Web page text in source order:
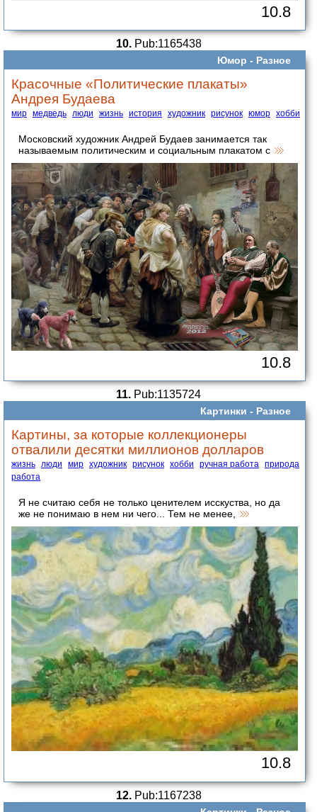
10.8
10.Pub:1165438
Юмор - Разное
Красочные «Политические плакаты»
Андрея Будаева
мир медведь люди жизнь история художник рисунок юмор хобби
Московский художник Андрей Будаев занимается так
называемым политическим и социальным плакатом с
10.8
11. Pub:1135724
Картинки - Разное
Картины, за которые коллекционеры
отвалили десятки миллионов долларов
жизнь люди мир художник рисунок хобби ручная работа природа
работа
Я не считаю себя не только ценителем исскуства, но да
же не понимаю в нем ни чего... Тем не менее,
10.8
12.Pub:1167238